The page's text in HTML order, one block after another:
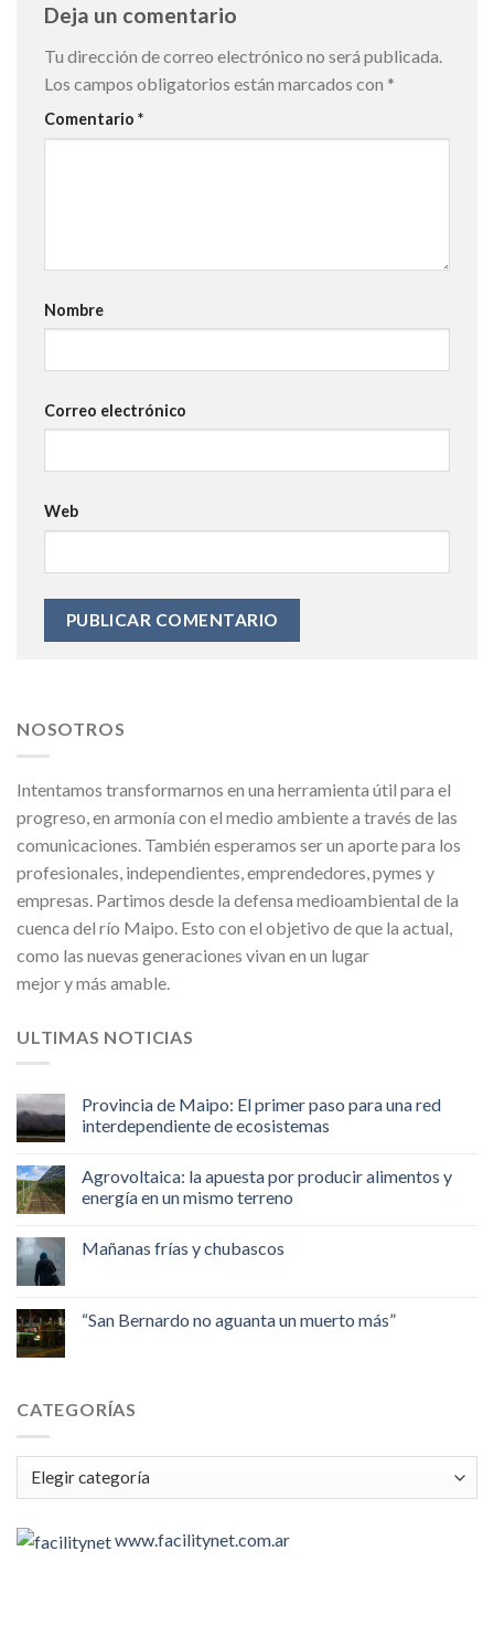
Deja un comentario
Tu dirección de correo electrónico no será publicada.
Los campos obligatorios están marcados con *
Comentario *
Nombre
Correo electrónico
Web
NOSOTROS
Intentamos transformarnos en una herramienta útil para el
progreso, en armonía con el medio ambiente a través de las
comunicaciones. También esperamos ser un aporte para los
profesionales, independientes, emprendedores, pymes y
empresas. Partimos desde la defensa medioambiental de la
cuenca del río Maipo. Esto con el objetivo de que la actual,
como las nuevas generaciones vivan en un lugar
mejor y más amable.
ULTIMAS NOTICIAS
Provincia de Maipo: El primer paso para una red
interdependiente de ecosistemas
Agrovoltaica: la apuesta por producir alimentos y
energía en un mismo terreno
Mañanas frías y chubascos
“San Bernardo no aguanta un muerto más”
CATEGORÍAS
Categorías
www.facilitynet.com.ar